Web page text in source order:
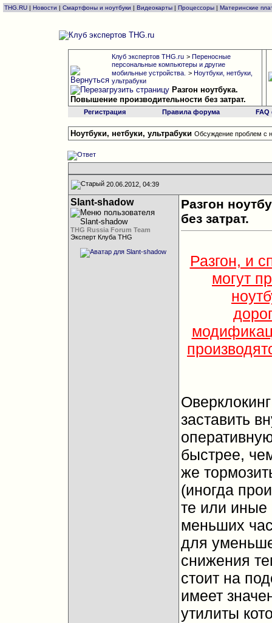
THG.RU | Новости | Смартфоны и ноутбуки | Видеокарты | Процессоры | Материнские
Клуб экспертов THG.ru > Переносные
персональные компьютеры и другие
мобильные устройства. > Ноутбуки, нетбуки,
ультрабуки
Разгон ноутбука.
Повышение производительности без затрат.
Регистрация Правила форума
Ноутбуки, нетбуки, ультрабуки Обсуждение проблем с
20.06.2012, 04:39
Slant-shadow
THG Russia Forum Team
Эксперт Клуба THG
Разгон
без затрат.
Разгон, и
могут
заставить
быстрее,
же
(иногда
те или иные
меньших
для
снижения
стоит на
имеет
утилиты